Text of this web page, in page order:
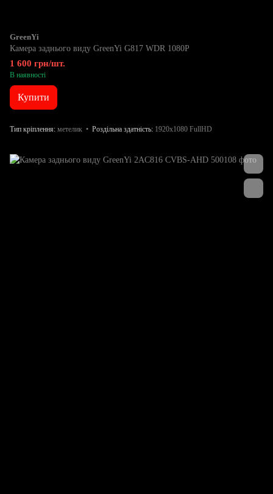
GreenYi
Камера заднього виду GreenYi G817 WDR 1080P
1 600 грн/шт.
В наявності
Купити
Тип кріплення метелик Роздільна здатність 1920x1080 FullHD